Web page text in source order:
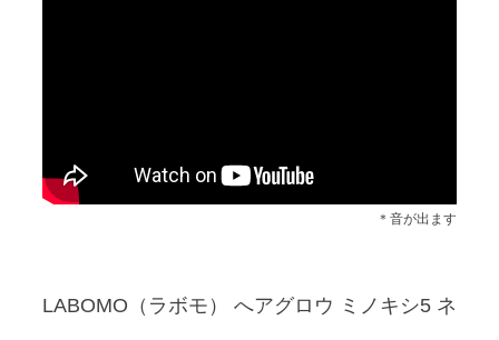
＊音が出ます
LABOMO（ラボモ） へアグロウ ミノキシ5 ネ